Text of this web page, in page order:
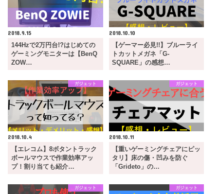
2018.9.15
144Hzで2万円台!?はじめての
ゲーミングモニターは【BenQ
ZOW…
2018.10.10
【ゲーマー必見!!】ブルーライ
トカットメガネ「G-
SQUARE」の感想…
ガジェット
2018.10.4
【エレコム】8ボタントラック
ボールマウスで作業効率アッ
プ！割り当ても紹介…
ガジェット
2018.10.11
【重いゲーミングチェアにピッ
タリ】床の傷・凹みを防ぐ
「Grideto」の…
ガジェット ガジェット